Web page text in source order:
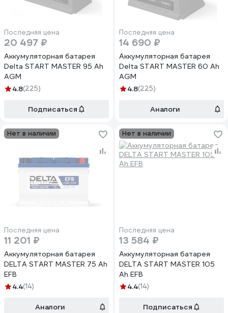
Последняя цена
20 497 ₽
Аккумуляторная батарея
Delta START MASTER 95 Ah
AGM
4.8(225)
Подписаться
Последняя цена
14 690 ₽
Аккумуляторная батарея
Delta START MASTER 60 Ah
AGM
4.8(225)
Аналоги
Нет в наличии
Последняя цена
11 201 ₽
Аккумуляторная батарея
DELTA START MASTER 75 Ah
EFB
4.4(14)
Аналоги
Нет в наличии
Последняя цена
13 584 ₽
Аккумуляторная батарея
DELTA START MASTER 105
Ah EFB
4.4(14)
Подписаться